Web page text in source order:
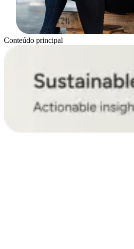
Conteúdo principal